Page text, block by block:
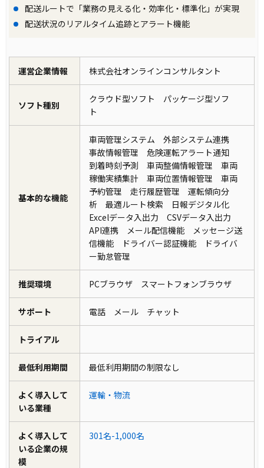
配送ルートで「業務の見える化・効率化・標準化」が実現
配送状況のリアルタイム追跡とアラート機能
運営企業情報 株式会社オンラインコンサルタント
ソフト種別
クラウド型ソフト パッケージ型ソフ
ト
基本的な機能
車両管理システム 外部システム連携
事故情報管理 危険運転アラート通知
到着時刻予測 車両整備情報管理 車両
稼働実績集計 車両位置情報管理 車両
予約管理 走行履歴管理 運転傾向分
析 最適ルート検索 日報デジタル化
Excelデータ入出力 CSVデータ入出力
API連携 メール配信機能 メッセージ送
信機能 ドライバー認証機能 ドライバ
ー勤怠管理
推奨環境 PCブラウザ スマートフォンブラウザ
サポート 電話 メール チャット
トライアル
最低利用期間 最低利用期間の制限なし
よく導入して
いる業種
運輸・物流
よく導入して
いる企業の規
模
301名-1,000名